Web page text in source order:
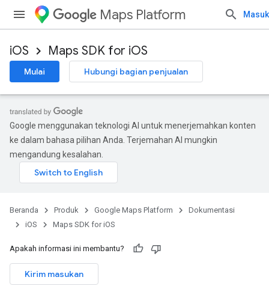
Maps Platform Masuk
iOS Maps SDK for iOS
Mulai Hubungi bagian penjualan
Google menggunakan teknologi AI untuk menerjemahkan konten
ke dalam bahasa pilihan Anda. Terjemahan AI mungkin
mengandung kesalahan.
Beranda Produk Google Maps Platform
Dokumentasi
iOS
Maps SDK for iOS
Apakah informasi ini membantu?
Kirim masukan